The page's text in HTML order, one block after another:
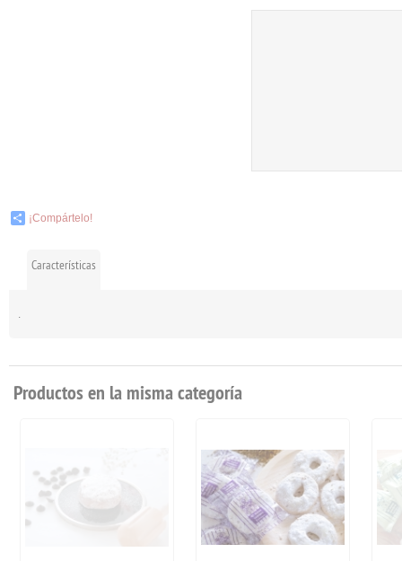
¡Compártelo!
Características
.
Productos en la misma categoría